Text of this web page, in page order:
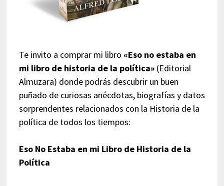
Te invito a comprar mi libro «Eso no estaba en
mi libro de historia de la política»(Editorial
Almuzara) donde podrás descubrir un buen
puñado de curiosas anécdotas, biografías y datos
sorprendentes relacionados con la Historia de la
política de todos los tiempos:
Eso No Estaba en mi Libro de Historia de la
Política